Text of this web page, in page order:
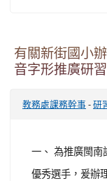
有關新街國小
音字形推廣研
教務處課務幹事 - 研
一、 為推廣閩南
優秀選手，爰辦